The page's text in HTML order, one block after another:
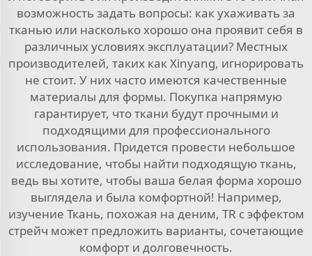
возможность задать вопросы: как ухаживать за
тканью или насколько хорошо она проявит себя в
различных условиях эксплуатации? Местных
производителей, таких как Xinyang, игнорировать
не стоит. У них часто имеются качественные
материалы для формы. Покупка напрямую
гарантирует, что ткани будут прочными и
подходящими для профессионального
использования. Придется провести небольшое
исследование, чтобы найти подходящую ткань,
ведь вы хотите, чтобы ваша белая форма хорошо
выглядела и была комфортной! Например,
изучение Ткань, похожая на деним, TR с эффектом
стрейч может предложить варианты, сочетающие
комфорт и долговечность.